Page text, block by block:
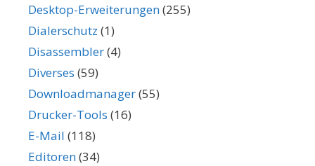
Desktop-Erweiterungen(255)
Dialerschutz (1)
Disassembler(4)
Diverses (59)
Downloadmanager(55)
Drucker-Tools (16)
E-Mail (118)
Editoren(34)